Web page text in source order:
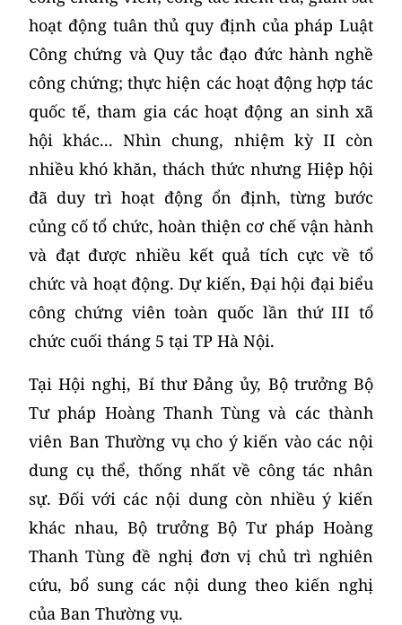
hoạt động tuân thủ quy định của pháp Luật
Công chứng và Quy tắc đạo đức hành nghề
công chứng; thực hiện các hoạt động hợp tác
quốc tế, tham gia các hoạt động an sinh xã
hội khác... Nhìn chung, nhiệm kỳ II còn
nhiều khó khăn, thách thức nhưng Hiệp hội
đã duy trì hoạt động ổn định, từng bước
củng cố tổ chức, hoàn thiện cơ chế vận hành
và đạt được nhiều kết quả tích cực về tổ
chức và hoạt động. Dự kiến, Đại hội đại biểu
công chứng viên toàn quốc lần thứ III tổ
chức cuối tháng 5 tại TP Hà Nội.
Tại Hội nghị, Bí thư Đảng ủy, Bộ trưởng Bộ
Tư pháp Hoàng Thanh Tùng và các thành
viên Ban Thường vụ cho ý kiến vào các nội
dung cụ thể, thống nhất về công tác nhân
sự. Đối với các nội dung còn nhiều ý kiến
khác nhau, Bộ trưởng Bộ Tư pháp Hoàng
Thanh Tùng đề nghị đơn vị chủ trì nghiên
cứu, bổ sung các nội dung theo kiến nghị
của Ban Thường vụ.